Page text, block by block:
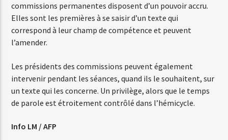
commissions permanentes disposent d’un pouvoir accru.
Elles sont les premières à se saisir d’un texte qui
correspond à leur champ de compétence et peuvent
l’amender.
Les présidents des commissions peuvent également
intervenir pendant les séances, quand ils le souhaitent, sur
un texte qui les concerne. Un privilège, alors que le temps
de parole est étroitement contrôlé dans l’hémicycle.
Info LM / AFP